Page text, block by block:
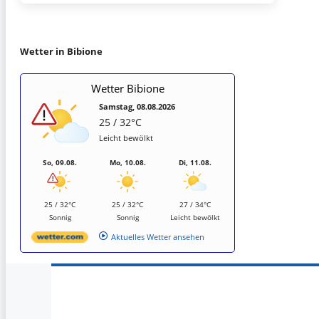
Wetter in Bibione
Wetter Bibione
Samstag, 08.08.2026
25 / 32°C
Leicht bewölkt
So, 09.08.
25 / 32°C
Sonnig
Mo, 10.08.
25 / 32°C
Sonnig
Di, 11.08.
27 / 34°C
Leicht bewölkt
Aktuelles Wetter ansehen